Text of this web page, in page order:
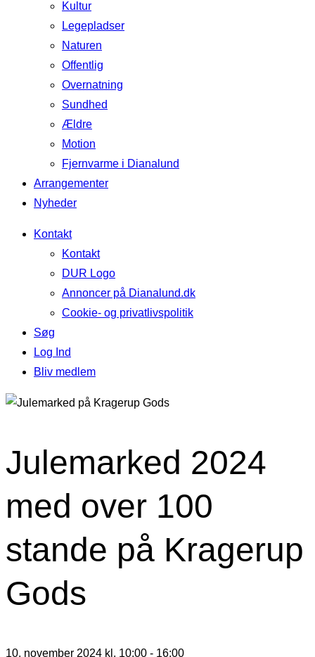
Kultur
Legepladser
Naturen
Offentlig
Overnatning
Sundhed
Ældre
Motion
Fjernvarme i Dianalund
Arrangementer
Nyheder
Kontakt
Kontakt
DUR Logo
Annoncer på Dianalund.dk
Cookie- og privatlivspolitik
Søg
Log Ind
Bliv medlem
Julemarked 2024
med over 100
stande på Kragerup
Gods
10. november 2024 kl. 10:00 - 16:00